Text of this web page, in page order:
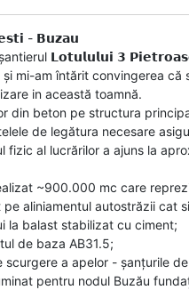
- 𝗕𝘂𝘇𝗮𝘂
𝗟𝗼𝘁𝘂𝗹𝘂𝗹𝘂𝗶 𝟯
mi-am întărit convingerea
in această toamnă.
din beton pe structura
de legătura necesare
al lucrărilor a ajuns la
~900.000 mc care
aliniamentul autostrăzii cat
la balast stabilizat cu ciment;
de baza AB31.5;
a apelor - șanțurile
pentru nodul Buzău